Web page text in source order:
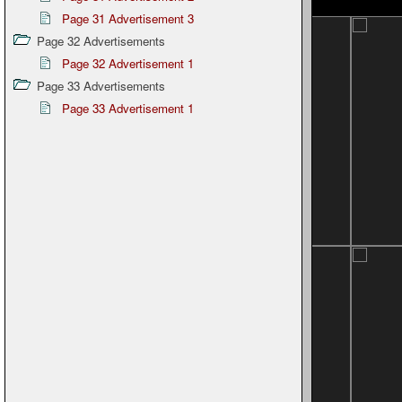
Page 31 Advertisement 3
Page 32 Advertisements
Page 32 Advertisement 1
Page 33 Advertisements
Page 33 Advertisement 1